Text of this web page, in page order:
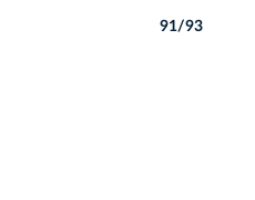
91/93